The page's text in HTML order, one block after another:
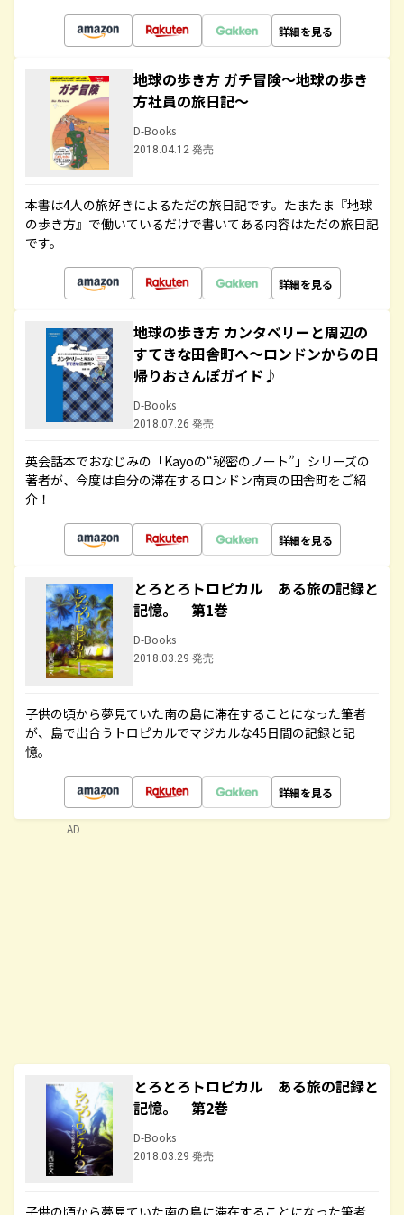
詳細を見る
地球の歩き方 ガチ冒険～地球の歩き
方社員の旅日記～
D-Books
2018.04.12 発売
本書は4人の旅好きによるただの旅日記です。たまたま『地球
の歩き方』で働いているだけで書いてある内容はただの旅日記
です。
詳細を見る
地球の歩き方 カンタベリーと周辺の
すてきな田舎町へ～ロンドンからの日
帰りおさんぽガイド♪
D-Books
2018.07.26 発売
英会話本でおなじみの「Kayoの“秘密のノート”」シリーズの
著者が、今度は自分の滞在するロンドン南東の田舎町をご紹
介！
詳細を見る
とろとろトロピカル ある旅の記録と
記憶。 第1巻
D-Books
2018.03.29 発売
子供の頃から夢見ていた南の島に滞在することになった筆者
が、島で出合うトロピカルでマジカルな45日間の記録と記
憶。
詳細を見る
とろとろトロピカル ある旅の記録と
記憶。 第2巻
D-Books
2018.03.29 発売
子供の頃から夢見ていた南の島に滞在することになった筆者
AD